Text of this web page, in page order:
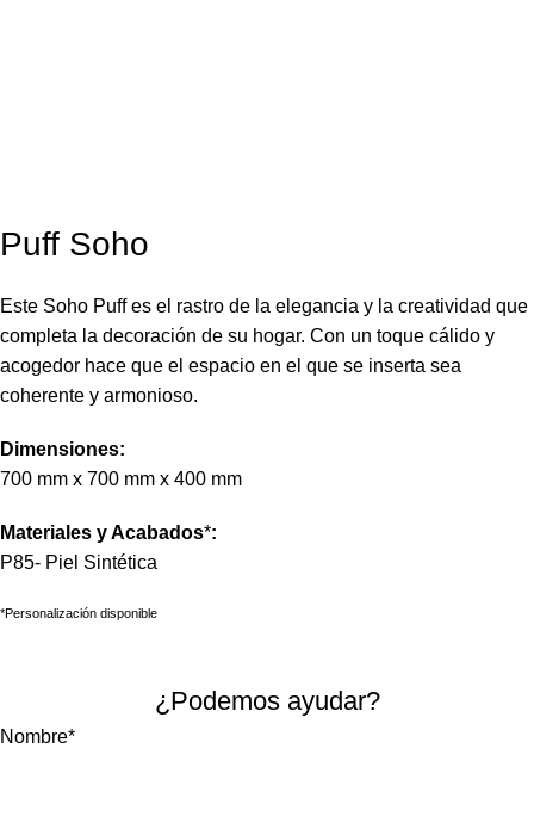
Puff Soho
Este Soho Puff es el rastro de la elegancia y la creatividad que
completa la decoración de su hogar. Con un toque cálido y
acogedor hace que el espacio en el que se inserta sea
coherente y armonioso.
Dimensiones:
700 mm x 700 mm x 400 mm
Materiales y Acabados*:
P85- Piel Sintética
*Personalización disponible
¿Podemos ayudar?
Nombre*